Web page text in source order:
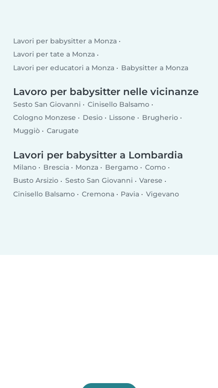
Lavori per babysitter a Monza
Lavori per tate a Monza
Lavori per educatori a Monza
Babysitter a Monza
Lavoro per babysitter nelle vicinanze
Sesto San Giovanni
Cinisello Balsamo
Cologno Monzese
Desio Lissone
Brugherio
Muggiò
Carugate
Lavori per babysitter a Lombardia
Milano Brescia Monza Bergamo
Como
Busto Arsizio
Sesto San Giovanni
Varese
Cinisello Balsamo
Cremona Pavia Vigevano